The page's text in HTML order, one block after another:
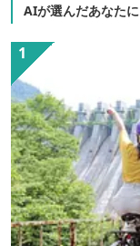
AIが選んだあなた